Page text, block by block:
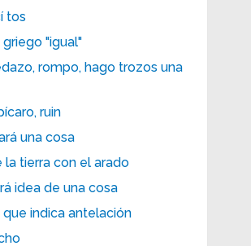
tos
griego "igual"
rompo, hago trozos una
ruin
una cosa
la tierra con el arado
idea de una cosa
que indica antelación